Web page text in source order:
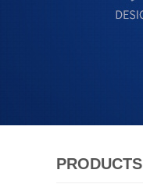
PRODUCTS